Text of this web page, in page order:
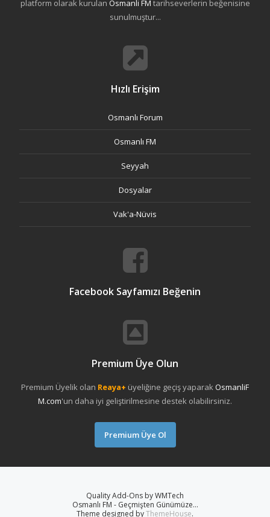
platform olarak kurulan Osmanli FM tarihseverlerin beğenisine
sunulmuştur...
Hızlı Erişim
Osmanlı Forum
Osmanlı FM
Seyyah
Dosyalar
Vak'a-Nüvis
Facebook Sayfamızı Beğenin
Premium Üye Olun
Premium Üyelik olan Reaya+ üyeliğine geçiş yaparakOsmanliF
M.com'un daha iyi geliştirilmesine destek olabilirsiniz.
Premium Üye Ol
Quality Add-Ons by WMTech
Osmanlı FM - Geçmişten Günümüze...
Theme designed byThemeHouse.